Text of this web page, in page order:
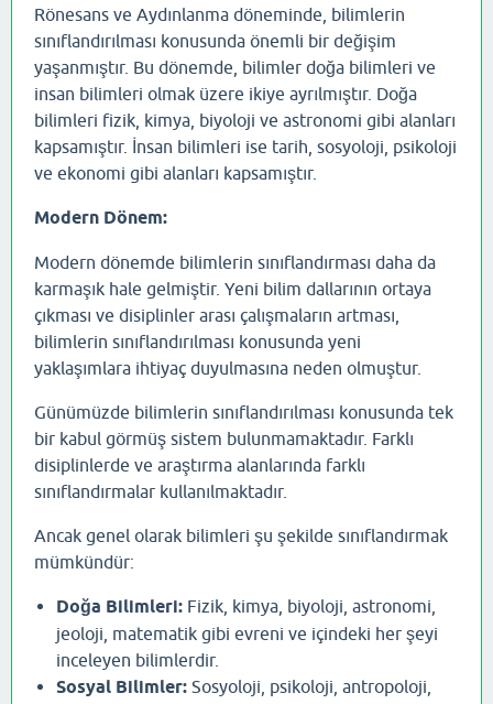
Rönesans ve Aydınlanma döneminde, bilimlerin
sınıflandırılması konusunda önemli bir değişim
yaşanmıştır. Bu dönemde, bilimler doğa bilimleri ve
insan bilimleri olmak üzere ikiye ayrılmıştır. Doğa
bilimleri fizik, kimya, biyoloji ve astronomi gibi alanları
kapsamıştır. İnsan bilimleri ise tarih, sosyoloji, psikoloji
ve ekonomi gibi alanları kapsamıştır.
Modern Dönem:
Modern dönemde bilimlerin sınıflandırması daha da
karmaşık hale gelmiştir. Yeni bilim dallarının ortaya
çıkması ve disiplinler arası çalışmaların artması,
bilimlerin sınıflandırılması konusunda yeni
yaklaşımlara ihtiyaç duyulmasına neden olmuştur.
Günümüzde bilimlerin sınıflandırılması konusunda tek
bir kabul görmüş sistem bulunmamaktadır. Farklı
disiplinlerde ve araştırma alanlarında farklı
sınıflandırmalar kullanılmaktadır.
Ancak genel olarak bilimleri şu şekilde sınıflandırmak
mümkündür:
Doğa Bilimleri: Fizik, kimya, biyoloji, astronomi,
jeoloji, matematik gibi evreni ve içindeki her şeyi
inceleyen bilimlerdir.
Sosyal Bilimler: Sosyoloji, psikoloji, antropoloji,